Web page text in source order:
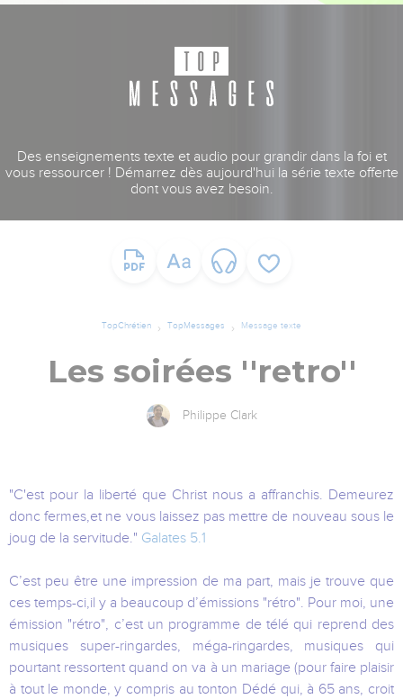
Des enseignements texte et audio pour grandir dans la foi et
vous ressourcer ! Démarrez dès aujourd'hui la série texte offerte
dont vous avez besoin.
TopChrétien TopMessages Message texte
Les soirées ''retro''
Philippe Clark
"C'est pour la liberté que Christ nous a affranchis. Demeurez
donc fermes,et ne vous laissez pas mettre de nouveau sous le
joug de la servitude." Galates 5.1
C’est peu être une impression de ma part, mais je trouve que
ces temps-ci,il y a beaucoup d’émissions "rétro". Pour moi, une
émission "rétro", c’est un programme de télé qui reprend des
musiques super-ringardes, méga-ringardes, musiques qui
pourtant ressortent quand on va à un mariage (pour faire plaisir
à tout le monde, y compris au tonton Dédé qui, à 65 ans, croit